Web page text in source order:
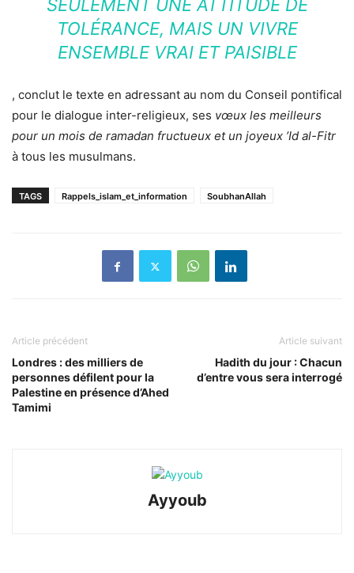
SEULEMENT UNE ATTITUDE DE
TOLÉRANCE, MAIS UN VIVRE
ENSEMBLE VRAI ET PAISIBLE
, conclut le texte en adressant au nom du Conseil pontifical
pour le dialogue inter-religieux, ses vœux les meilleurs
pour un mois de ramadan fructueux et un joyeux ’Id al-Fitr
à tous les musulmans.
TAGS Rappels_islam_et_information SoubhanAllah
Article précédent
Londres : des milliers de
personnes défilent pour la
Palestine en présence d’Ahed
Tamimi
Article suivant
Hadith du jour : Chacun
d’entre vous sera interrogé
Ayyoub